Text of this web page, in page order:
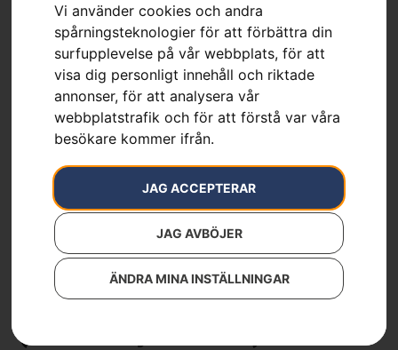
Vi använder cookies och andra
spårningsteknologier för att förbättra din
surfupplevelse på vår webbplats, för att
visa dig personligt innehåll och riktade
annonser, för att analysera vår
webbplatstrafik och för att förstå var våra
besökare kommer ifrån.
JAG ACCEPTERAR
JAG AVBÖJER
ÄNDRA MINA INSTÄLLNINGAR
Schaktskopa – P500
(kräver hydraulkit)